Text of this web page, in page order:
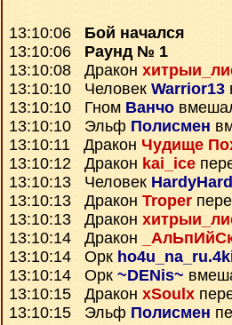
13:10:06 Бой начался
13:10:06 Раунд № 1
13:10:08 Дракон
13:10:10 Человек Warrior13
13:10:10 Гном Ванчо
13:10:10 Эльф Полисмен
13:10:11 Дракон Чудище
13:10:12 Дракон kai_ice
13:10:13 Человек HardyHard
13:10:13 Дракон Troper
13:10:13 Дракон
13:10:14 Дракон
13:10:14 Орк
13:10:14 Орк ~DENis~
13:10:15 Дракон xSoulx
13:10:15 Эльф Полисмен